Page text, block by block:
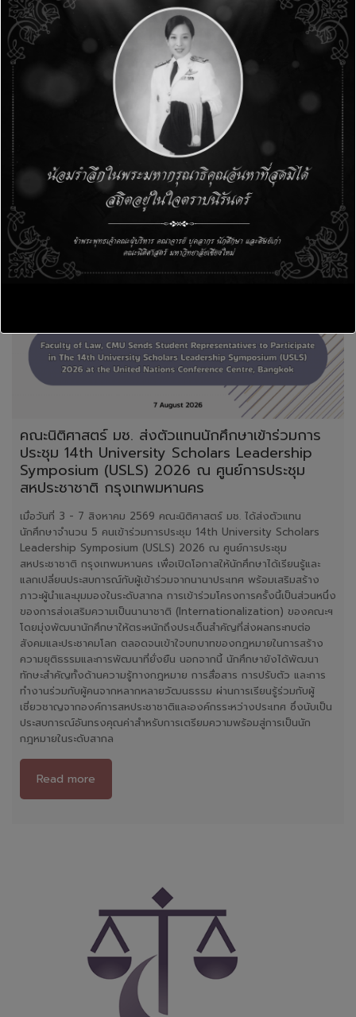
คณะนิติศาสตร์ มช. ส่งตัวแทนนักศึกษาเข้าร่วมการ
ประชุม 14th University Scholars Leadership
Symposium (USLS) 2026 ณ ศูนย์การประชุม
สหประชาชาติ กรุงเทพมหานคร
เมื่อวันที่ 3 - 7 สิงหาคม 2569 คณะนิติศาสตร์ มช. ได้ส่งตัวแทน
นักศึกษาจำนวน 5 คนเข้าร่วมการประชุม 14th University Scholars
Leadership Symposium (USLS) 2026 ณ ศูนย์การประชุม
สหประชาชาติ กรุงเทพมหานคร เพื่อเปิดโอกาสให้นักศึกษาได้เรียนรู้และ
แลกเปลี่ยนประสบการณ์กับผู้เข้าร่วมจากนานาประเทศ พร้อมเสริมสร้าง
ภาวะผู้นำและมุมมองในระดับสากล การเข้าร่วมโครงการครั้งนี้เป็นส่วนหนึ่ง
ของการส่งเสริมความเป็นนานาชาติ (Internationalization) ของคณะฯ
โดยมุ่งพัฒนานักศึกษาให้ตระหนักถึงประเด็นสำคัญที่ส่งผลกระทบต่อ
สังคมและประชาคมโลก ตลอดจนเข้าใจบทบาทของกฎหมายในการสร้าง
ความยุติธรรมและการพัฒนาที่ยั่งยืน นอกจากนี้ นักศึกษายังได้พัฒนา
ทักษะสำคัญทั้งด้านความรู้ทางกฎหมาย การสื่อสาร การปรับตัว และการ
ทำงานร่วมกับผู้คนจากหลากหลายวัฒนธรรม ผ่านการเรียนรู้ร่วมกับผู้
เชี่ยวชาญจากองค์การสหประชาชาติและองค์กรระหว่างประเทศ ซึ่งนับเป็น
ประสบการณ์อันทรงคุณค่าสำหรับการเตรียมความพร้อมสู่การเป็นนัก
กฎหมายในระดับสากล
Read more